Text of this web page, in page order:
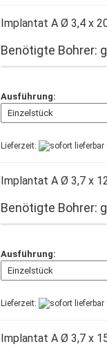
Implantat A Ø 3,4 x
Benötigte Bohrer:
Ausführung:
Lieferzeit:
Implantat A Ø 3,7 x
Benötigte Bohrer:
Ausführung:
Lieferzeit:
Implantat A Ø 3,7 x